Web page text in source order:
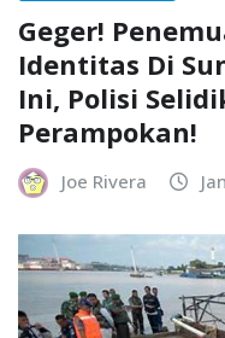
Geger!
Identitas Di
Ini, Polisi
Perampokan!
Joe Rivera